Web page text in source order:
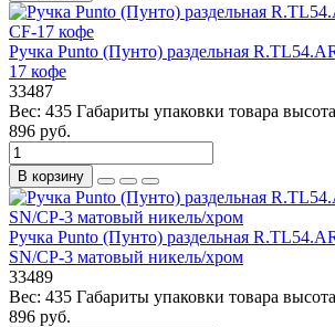
Ручка Punto (Пунто) раздельная
17 кофе
33487
Вес: 435 Габариты упаковки товара
896 руб.
В корзину
Ручка Punto (Пунто) раздельная
SN/CP-3 матовый никель/хром
33489
Вес: 435 Габариты упаковки товара
896 руб.